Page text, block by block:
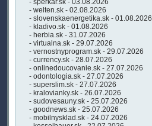
- sperkar.sk - 03.08.2026
- welten.sk - 02.08.2026
- slovenskaenergetika.sk - 01.08.2026
- kladivo.sk - 01.08.2026
- herbia.sk - 31.07.2026
- virtualna.sk - 29.07.2026
- vernostnyprogram.sk - 29.07.2026
- currency.sk - 28.07.2026
- onlinedoucovanie.sk - 27.07.2026
- odontologia.sk - 27.07.2026
- superslim.sk - 27.07.2026
- kralovianky.sk - 26.07.2026
- sudovesauny.sk - 25.07.2026
- goodnews.sk - 25.07.2026
- mobilnysklad.sk - 24.07.2026